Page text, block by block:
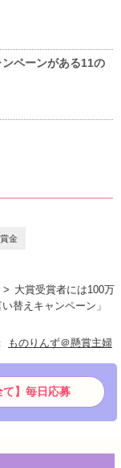
ペーンがある11の
金
大賞受賞者には100万
替えキャンペーン」
ものりんず＠懸賞主婦
て】毎日応募